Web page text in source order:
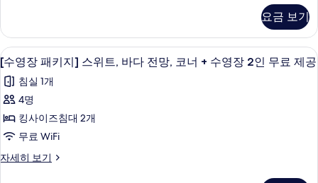
진
모
두
보
기
기
개
+
수
영
장
2
인
무
개
+
수
영
장
2
무
료
제
트,
바
다
전
망
+
수
영
키
지]
스
위
트,
바
전
망
수
요금 보기
[수
영
장
패
키
스
12
[수영장 패키지] 스위트, 바다 전망, 코너 + 수영장 2인 무료 제공
침실 1개
4명
킹사이즈침대 2개
무료 WiFi
자세히 보기
[수